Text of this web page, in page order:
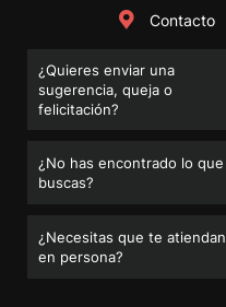
Contacto
¿Quieres enviar una
sugerencia, queja o
felicitación?
¿No has encontrado lo que
buscas?
¿Necesitas que te atiendan
en persona?